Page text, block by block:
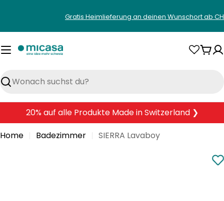
springen
Gratis Heimlieferung an deinen Wunschort ab
Suchen
20% auf alle Produkte Made in Switzerland ❯
Home
Badezimmer SIERRA Lavaboy